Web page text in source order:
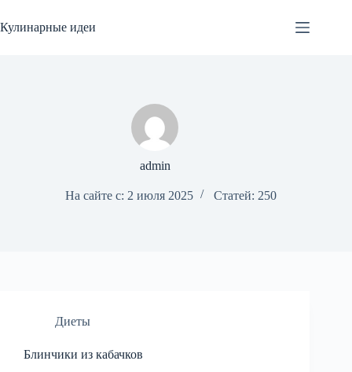
к
сути
Кулинарные идеи
admin
На сайте с: 2 июля 2025 Статей: 250
Диеты
Блинчики из кабачков